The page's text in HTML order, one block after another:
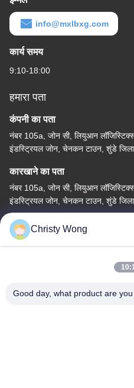
info@mxlbxg.com
कार्य समय
9:10-18:00
हमारा पता
कंपनी का पता
नंबर 105a, जोन सी, लियुआन
इंडस्ट्रियल जोन, चेनकन टाउन, शुंडे जिला,
कारखाने का पता
नंबर 105a, जोन सी, लियुआन
इंडस्ट्रियल जोन, चेनकन टाउन, शुंडे जिला,
टेलीफोन
86-757-29395138
Christy Wong
Good day, what product are